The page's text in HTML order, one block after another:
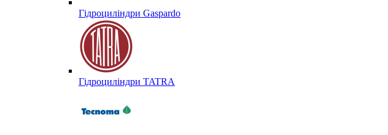
Гідроциліндри Gaspardo
Гідроциліндри TATRA